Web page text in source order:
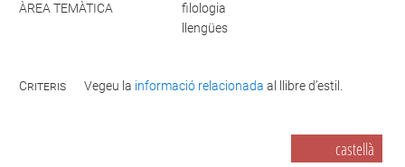
ÀREA TEMÀTICA
filologia
llengües
Criteris Vegeu la informació relacionada al llibre d’estil.
castellà